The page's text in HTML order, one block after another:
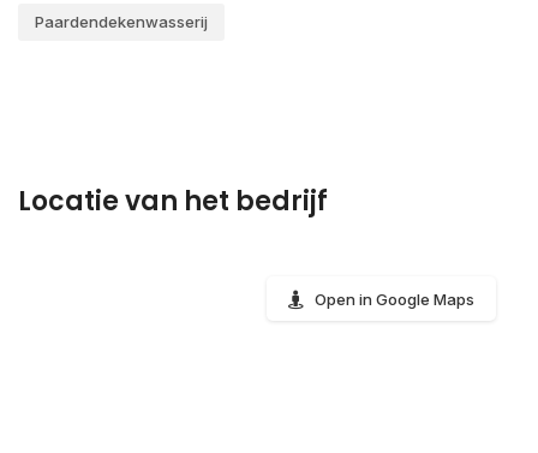
Paardendekenwasserij
Locatie van het bedrijf
Open in Google Maps